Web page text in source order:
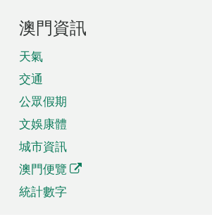
澳門資訊
天氣
交通
公眾假期
文娛康體
城市資訊
澳門便覽
統計數字